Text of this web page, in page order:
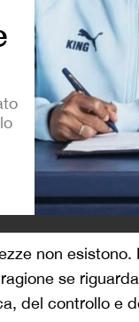
non esistono.
se
del controllo e